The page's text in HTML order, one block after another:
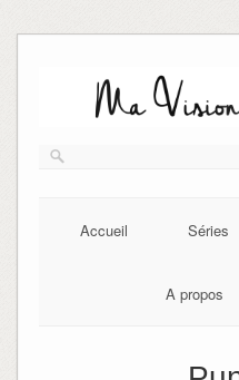
Accueil Séries
A propos